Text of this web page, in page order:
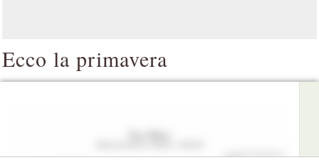
Ecco la primavera